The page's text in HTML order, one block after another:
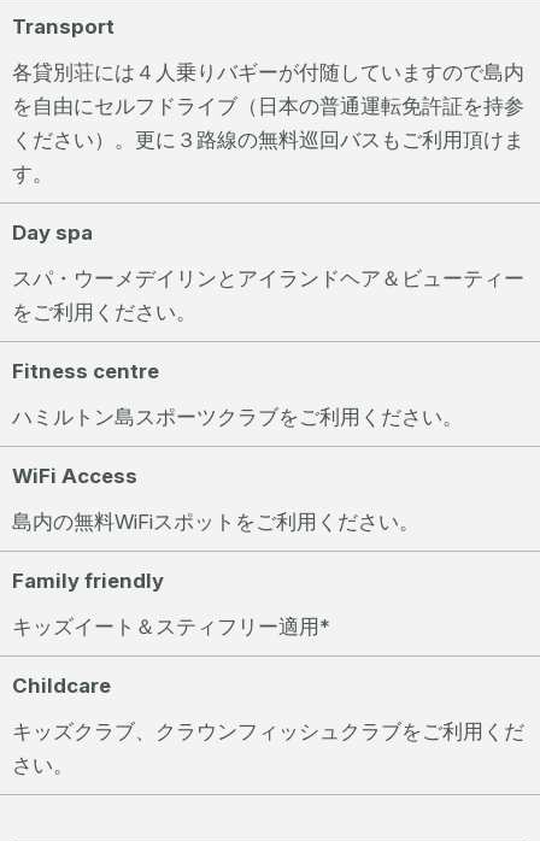
Transport
各貸別荘には４人乗りバギーが付随していますので島内
を自由にセルフドライブ（日本の普通運転免許証を持参
ください）。更に３路線の無料巡回バスもご利用頂けま
す。
Day spa
スパ・ウーメデイリンとアイランドヘア＆ビューティー
をご利用ください。
Fitness centre
ハミルトン島スポーツクラブをご利用ください。
WiFi Access
島内の無料WiFiスポットをご利用ください。
Family friendly
キッズイート＆スティフリー適用*
Childcare
キッズクラブ、クラウンフィッシュクラブをご利用くだ
さい。